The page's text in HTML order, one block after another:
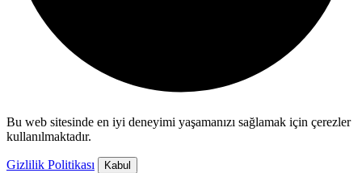
Bu web sitesinde en iyi deneyimi yaşamanızı sağlamak için çerezler
kullanılmaktadır.
Gizlilik Politikası Kabul